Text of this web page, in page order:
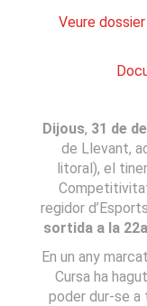
Veure
Dijous, 31 de
de Llevant,
litoral), el
regidor
sortida a la
En un any
Cursa ha
poder dur-se a